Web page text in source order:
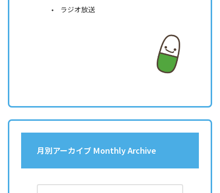
ラジオ放送
月別アーカイブ Monthly Archive